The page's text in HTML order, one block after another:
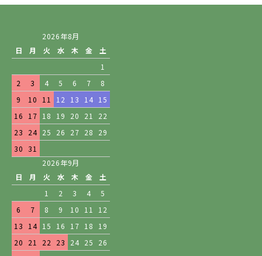
2026年8月
日
月 火 水 木 金
土
1
2
3 4 5 6 7
8
9
10 11 12 13 14 15
16
17 18 19 20 21
22
23
24 25 26 27 28
29
30
31
2026年9月
日
月 火 水 木 金
土
1
2 3 4
5
6
7 8 9 10 11
12
13
14 15 16 17 18
19
20
21 22 23 24 25
26